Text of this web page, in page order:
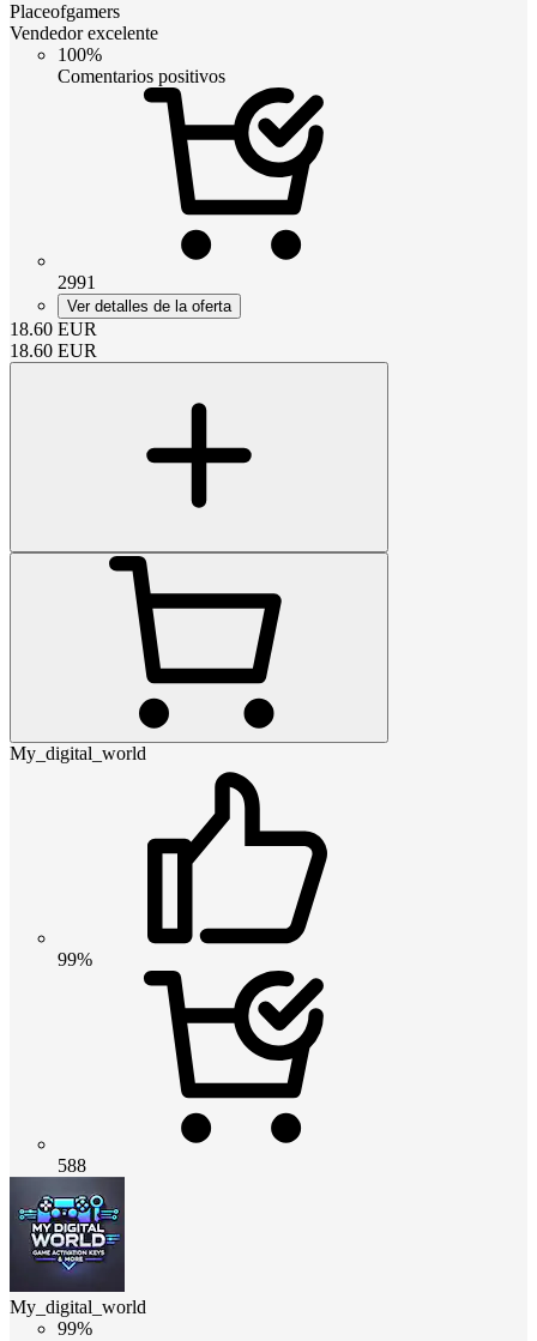
Placeofgamers
Vendedor excelente
100%
Comentarios positivos
2991
Ver detalles de la oferta
18.60 EUR
18.60 EUR
My_digital_world
99%
588
My_digital_world
99%